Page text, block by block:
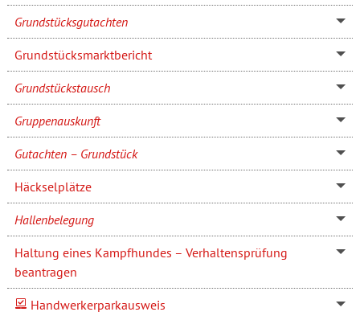
Grundstücksgutachten
Grundstücksmarktbericht
Grundstückstausch
Gruppenauskunft
Gutachten – Grundstück
Häckselplätze
Hallenbelegung
Haltung eines Kampfhundes – Verhaltensprüfung
beantragen
Handwerkerparkausweis